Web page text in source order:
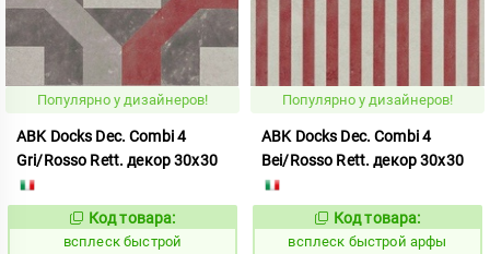
Популярно у дизайнеров!
ABK Docks Dec. Combi 4
Gri/Rosso Rett. декор 30x30
235379
Код товара:
всплеск быстрой
Популярно у дизайнеров!
ABK Docks Dec. Combi 4
Bei/Rosso Rett. декор 30x30
235376
Код товара:
всплеск быстрой арфы